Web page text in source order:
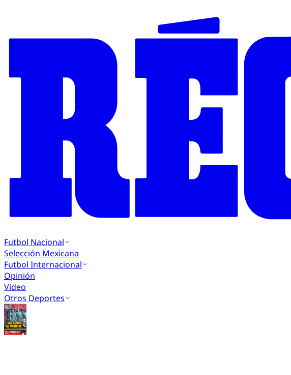
Futbol Nacional
Selección Mexicana
Futbol Internacional
Opinión
Video
Otros Deportes